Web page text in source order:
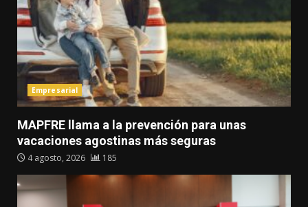
Empresarial
MAPFRE llama a la prevención para unas
vacaciones agostinas más seguras
4 agosto, 2026 185